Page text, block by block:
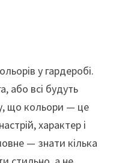
у гардеробі.
або всі будуть
що кольори — це
характер і
— знати кілька